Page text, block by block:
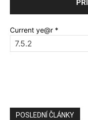
Current ye@r *
POSLEDNÍ ČLÁNKY